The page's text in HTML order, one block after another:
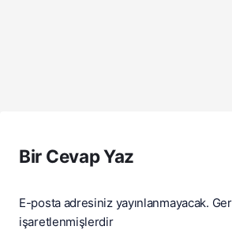
Bir Cevap Yaz
E-posta adresiniz yayınlanmayacak.
işaretlenmişlerdir